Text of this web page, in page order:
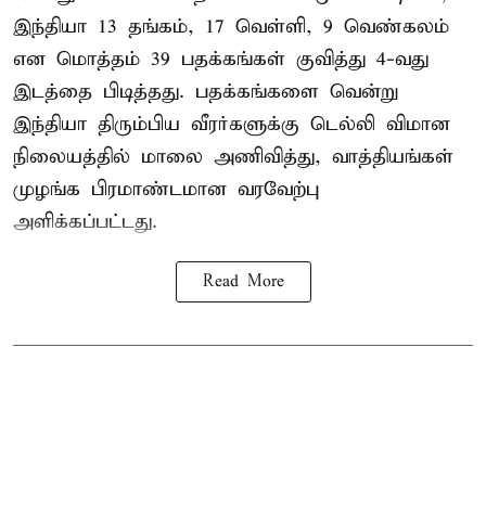
இந்தியா 13 தங்கம், 17 வெள்ளி, 9 வெண்கலம்
என மொத்தம் 39 பதக்கங்கள் குவித்து 4-வது
இடத்தை பிடித்தது. பதக்கங்களை வென்று
இந்தியா திரும்பிய வீரர்களுக்கு டெல்லி விமான
நிலையத்தில் மாலை அணிவித்து, வாத்தியங்கள்
முழங்க பிரமாண்டமான வரவேற்பு
அளிக்கப்பட்டது.
Read More